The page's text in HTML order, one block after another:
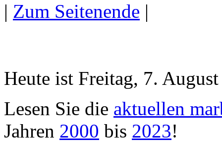
| Zum Seitenende |
Heute ist Freitag, 7.
Lesen Sie die aktuellen
Jahren 2000 bis 2023!